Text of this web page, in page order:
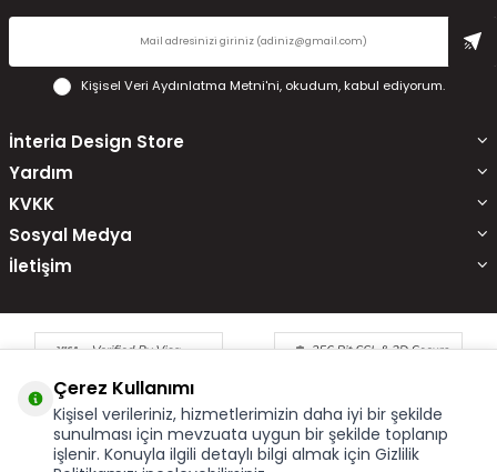
Kişisel Veri Aydınlatma Metni'ni, okudum, kabul ediyorum.
İnteria Design Store
Yardım
KVKK
Sosyal Medya
İletişim
Çerez Kullanımı
Çerez Kullanımı
Kişisel verileriniz, hizmetlerimizin daha iyi bir şekilde
sunulması için mevzuata uygun bir şekilde toplanıp
işlenir. Konuyla ilgili detaylı bilgi almak için Gizlilik